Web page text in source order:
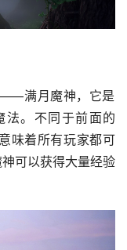
。不同于前面的
味着所有玩家都可
可以获得大量经验